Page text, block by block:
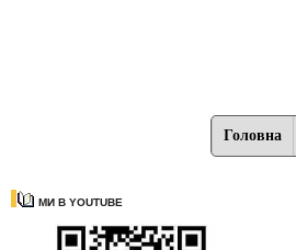
Головна
МИ В YOUTUBE